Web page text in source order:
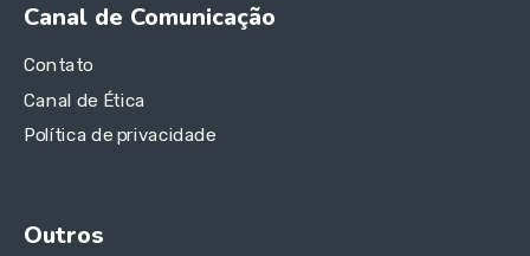
Canal de Comunicação
Contato
Canal de Ética
Política de privacidade
Outros